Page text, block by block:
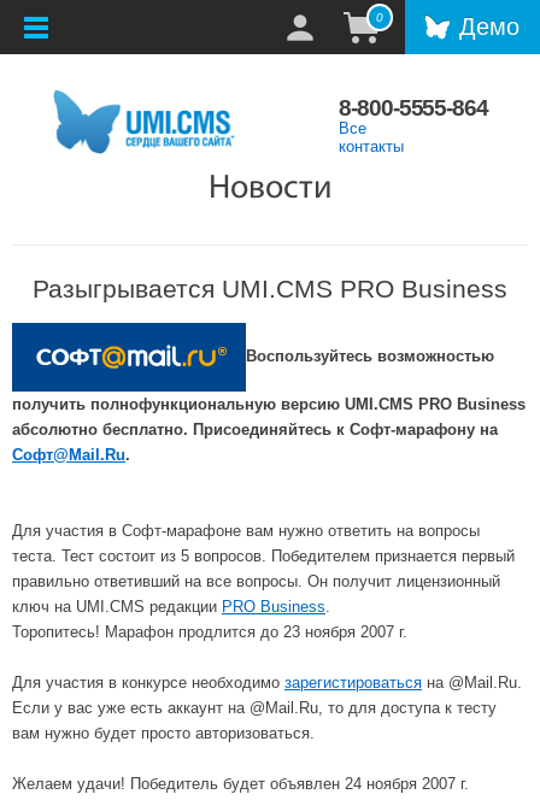
0 Демо
8-800-5555-864
Все
контакты
Новости
Разыгрывается UMI.CMS PRO Business
Воспользуйтесь возможностью
получить полнофункциональную версию UMI.CMS PRO Business
абсолютно бесплатно. Присоединяйтесь к Софт-марафону на
Софт@Mail.Ru.
Для участия в Софт-марафоне вам нужно ответить на вопросы
теста. Тест состоит из 5 вопросов. Победителем признается первый
правильно ответивший на все вопросы. Он получит лицензионный
ключ на UMI.CMS редакции PRO Business.
Торопитесь! Марафон продлится до 23 ноября 2007 г.
Для участия в конкурсе необходимо зарегистироваться на @Mail.Ru.
Если у вас уже есть аккаунт на @Mail.Ru, то для доступа к тесту
вам нужно будет просто авторизоваться.
Желаем удачи! Победитель будет объявлен 24 ноября 2007 г.